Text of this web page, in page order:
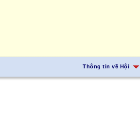
Thông tin về Hội